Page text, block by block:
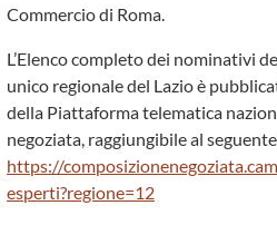
Commercio di Roma.
L’Elenco completo dei nominativi
unico regionale del Lazio è
della Piattaforma telematica
negoziata, raggiungibile al
https://
esperti?regione=12